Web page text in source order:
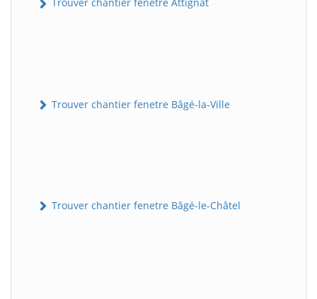
Trouver chantier fenetre Bâgé-la-Ville
Trouver chantier fenetre Bâgé-le-Châtel